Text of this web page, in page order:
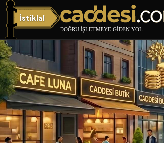
İstiklal
İstiklal Caddesi